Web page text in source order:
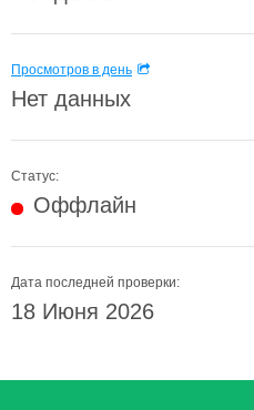
Просмотров в день
Нет данных
Статус:
Оффлайн
Дата последней проверки:
18 Июня 2026